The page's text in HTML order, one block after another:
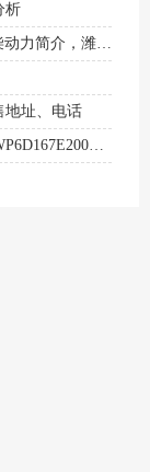
析
WEICHAI， 潍柴动力， 潍柴发电机，潍柴动力简介，潍柴中国制造，潍柴实力
地址、电话
WEICHAI 潍柴动力150KW柴油发电机组 WP6D167E200柴油滤芯 件号1000700909